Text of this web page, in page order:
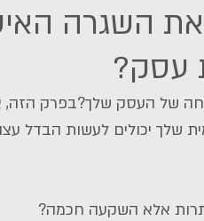
את השגרה
עסק?
של העסק שלך?בפרק הזה,
שלך יכולים לעשות הבדל
אלא השקעה חכמה?